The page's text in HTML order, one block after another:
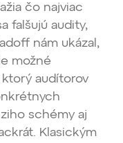
čo najviac
falšujú audity,
nám ukázal,
možné
audítorov
schémy aj
Klasickým